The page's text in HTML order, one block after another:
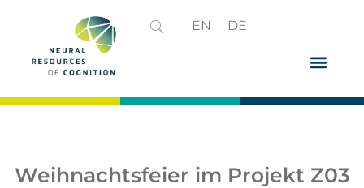
EN DE
Weihnachtsfeier im Projekt Z03